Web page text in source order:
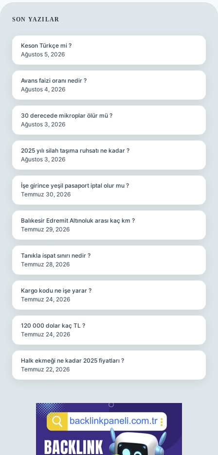
SIDEBAR
SON YAZILAR
Keson Türkçe mi ?
Ağustos 5, 2026
Avans faizi oranı nedir ?
Ağustos 4, 2026
30 derecede mikroplar ölür mü ?
Ağustos 3, 2026
2025 yılı silah taşıma ruhsatı ne kadar ?
Ağustos 3, 2026
İşe girince yeşil pasaport iptal olur mu ?
Temmuz 30, 2026
Balıkesir Edremit Altınoluk arası kaç km ?
Temmuz 29, 2026
Tanıkla ispat sınırı nedir ?
Temmuz 28, 2026
Kargo kodu ne işe yarar ?
Temmuz 24, 2026
120 000 dolar kaç TL ?
Temmuz 24, 2026
Halk ekmeği ne kadar 2025 fiyatları ?
Temmuz 22, 2026